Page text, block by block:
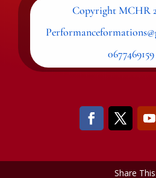
Copyright MCHR
0677469159
Share This